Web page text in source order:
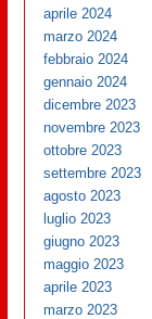
aprile 2024
marzo 2024
febbraio 2024
gennaio 2024
dicembre 2023
novembre 2023
ottobre 2023
settembre 2023
agosto 2023
luglio 2023
giugno 2023
maggio 2023
aprile 2023
marzo 2023